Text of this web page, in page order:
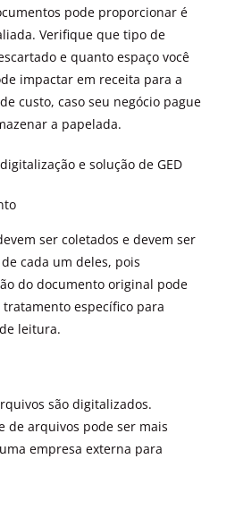
pode proporcionar é
Verifique que tipo de
e quanto espaço você
impactar em receita para a
custo, caso seu negócio pague
a papelada.
e solução de GED
ser coletados e devem ser
cada um deles, pois
do documento original pode
específico para
leitura.
são digitalizados.
de arquivos pode ser mais
empresa externa para